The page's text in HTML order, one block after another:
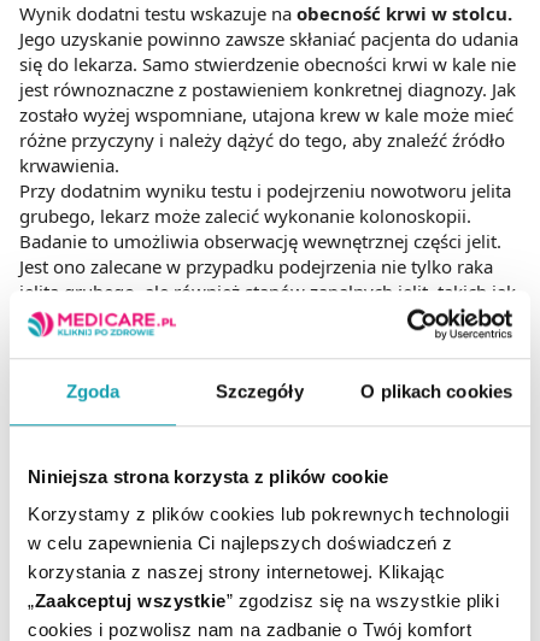
Zgoda Szczegóły O plikach cookies
Niniejsza strona korzysta z plików cookie
Korzystamy z plików cookies lub pokrewnych technologii
w celu zapewnienia Ci najlepszych doświadczeń z
korzystania z naszej strony internetowej. Klikając
„Zaakceptuj wszystkie” zgodzisz się na wszystkie pliki
cookies i pozwolisz nam na zadbanie o Twój komfort
Wynik dodatni testu wskazuje na obecność krwi w stolcu.
Jego uzyskanie powinno zawsze skłaniać pacjenta do udania
się do lekarza. Samo stwierdzenie obecności krwi w kale nie
jest równoznaczne z postawieniem konkretnej diagnozy. Jak
zostało wyżej wspomniane, utajona krew w kale może mieć
różne przyczyny i należy dążyć do tego, aby znaleźć źródło
krwawienia.
Przy dodatnim wyniku testu i podejrzeniu nowotworu jelita
grubego, lekarz może zalecić wykonanie kolonoskopii.
Badanie to umożliwia obserwację wewnętrznej części jelit.
Jest ono zalecane w przypadku podejrzenia nie tylko raka
jelita grubego, ale również stanów zapalnych jelit, takich jak
choroba Leśniowskiego-Crohna lub wrzodziejące zapalenie
jelita grubego.
przeprowadzić domowy test diagnostyczny (np. FOB Test).
Uzyskanie dodatniego wyniku powinno skłaniać pacjenta
do wizyty u lekarza w celu znalezienia źródła krwawienia.
Krew w kale w ciąży